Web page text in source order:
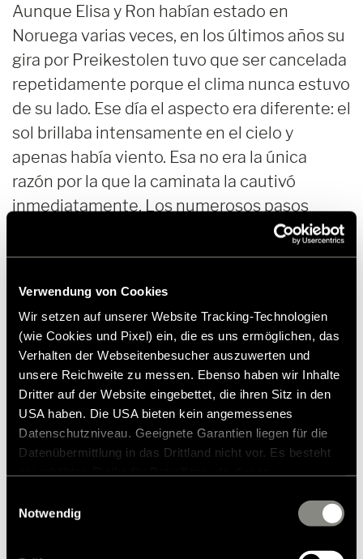
Verwendung von Cookies
Wir setzen auf unserer Website Tracking-Technologien
(wie Cookies und Pixel) ein, die es uns ermöglichen, das
Verhalten der Webseitenbesucher auszuwerten und
unsere Reichweite zu messen. Ebenso haben wir Inhalte
Dritter auf der Website eingebettet, die ihren Sitz in den
USA haben. Die USA bieten kein angemessenes
Datenschutzniveau. Geeignete Garantien liegen für die
Datenübermittlung in das Drittland nicht vor. Es besteht
zustehen. Eingesetzte Dienstleister können Daten für
zusammenführen. Weitere Informationen finden Sie in
Notwendig
Aunque Elisa y Ron habían estado en
Noruega varias veces, en los últimos años su
gira por Preikestolen tuvo que ser cancelada
repetidamente porque el clima nunca estuvo
de su lado. Ese día el aspecto era diferente: el
sol brillaba intensamente en el cielo y
apenas había viento. Esa no era la única
razón por la que la caminata la cautivó
inmediatamente. Los numerosos pasos
requieren un cierto nivel de forma física, pero
son fáciles de realizar. La subida se ve
siempre invitan a hacer una pausa y capturar
los momentos más bellos.